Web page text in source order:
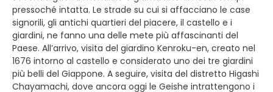
pressoché intatta. Le strade su cui si affacciano le case
signorili, gli antichi quartieri del piacere, il castello e i
giardini, ne fanno una delle mete più affascinanti del
Paese. All’arrivo, visita del giardino Kenroku-en, creato nel
1676 intorno al castello e considerato uno dei tre giardini
più belli del Giappone. A seguire, visita del distretto Higashi
Chayamachi, dove ancora oggi le Geishe intrattengono i